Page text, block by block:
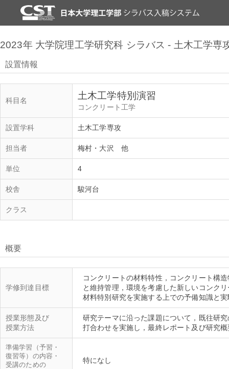
2023年 大学院理工学研究科 シラバス - 土木工学専
設置情報
科目名 土木工学特別演習
コンクリート工学
設置学科 土木工学専攻
担当者 梅村・大沢 他
単位 4
校舎 駿河台
クラス
概要
学修到達目標
コンクリートの材料特性，コンクリート構
と維持管理，環境を考慮した新しいコンク
授業形態及び
授業方法
研究テーマに沿った課題について，既往研
準備学習（予習・
復習等）の内容・
受講のための